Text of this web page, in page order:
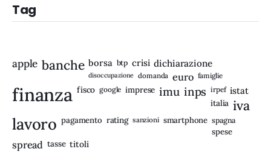
Tag
apple banche borsa btp crisi dichiarazione
disoccupazione domanda euro famiglie
finanza fisco google imprese imu inps irpef istat
italia iva
lavoro pagamento rating sanzioni smartphone spagna
spese
spread tasse titoli